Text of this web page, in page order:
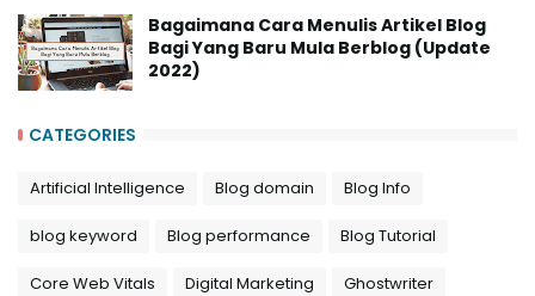
Bagaimana Cara Menulis Artikel Blog
Bagi Yang Baru Mula Berblog (Update
2022)
CATEGORIES
Artificial Intelligence Blog domain Blog Info
blog keyword Blog performance Blog Tutorial
Core Web Vitals Digital Marketing Ghostwriter